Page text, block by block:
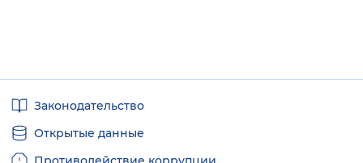
ссылкиЗаконодательство
Открытые данные